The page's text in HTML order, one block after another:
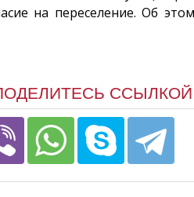
на переселение. Об